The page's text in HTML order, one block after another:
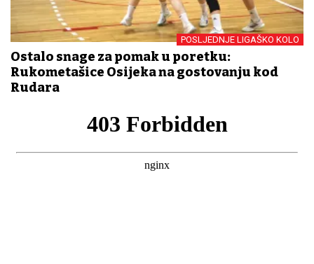
POSLJEDNJE LIGAŠKO KOLO
Ostalo snage za pomak u poretku:
Rukometašice Osijeka na gostovanju kod
Rudara